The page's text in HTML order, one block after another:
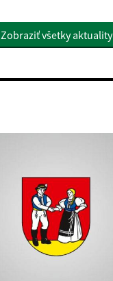
Zobraziť všetky aktuality